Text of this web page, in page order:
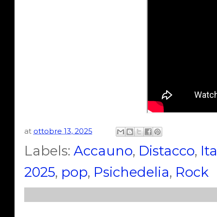
at ottobre 13, 2025
Labels: Accauno, Distacco,
2025, pop, Psichedelia, Rock